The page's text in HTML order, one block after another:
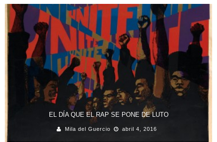
EL DÍA QUE EL RAP SE PONE DE LUTO
Mila del Guercio abril 4, 2016